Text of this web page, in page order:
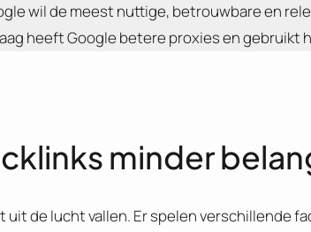
wil de meest nuttige, betrouwbare en
heeft Google betere proxies en gebruikt
minder
uit de lucht vallen. Er spelen verschillende